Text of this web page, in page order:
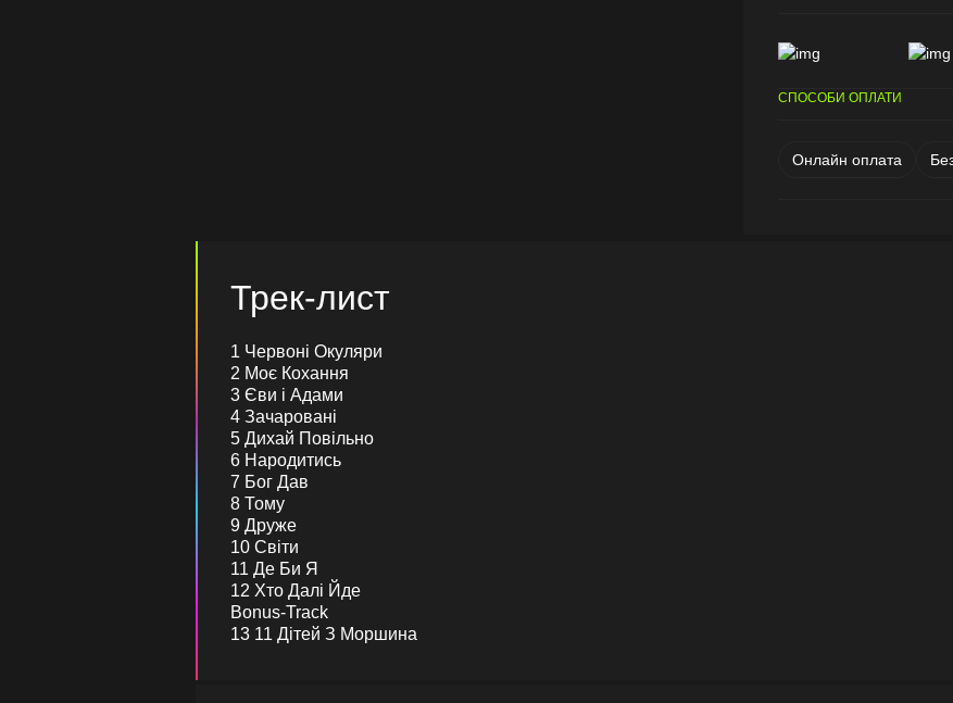
СПОСОБИ ОПЛАТИ
Онлайн оплата
Трек-лист
1 Червоні Окуляри
2 Моє Кохання
3 Єви і Адами
4 Зачаровані
5 Дихай Повільно
6 Народитись
7 Бог Дав
8 Тому
9 Друже
10 Світи
11 Де Би Я
12 Хто Далі Йде
Bonus-Track
13 11 Дітей З Моршина